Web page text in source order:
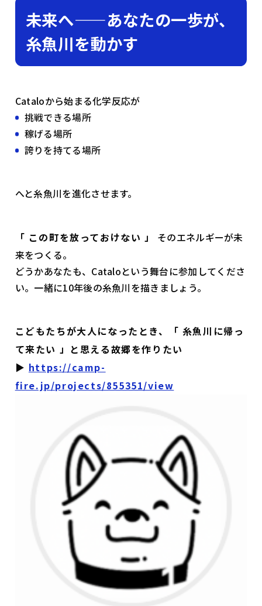
未来へ——あなたの一歩が、
糸魚川を動かす
Cataloから始まる化学反応が
挑戦できる場所
稼げる場所
誇りを持てる場所
へと糸魚川を進化させます。
「 この町を放っておけない 」
そのエネルギーが未
来をつくる。
どうかあなたも、Cataloという舞台に参加してくださ
い。一緒に10年後の糸魚川を描きましょう。
こどもたちが大人になったとき、「 糸魚川に帰っ
て来たい 」と思える故郷を作りたい
▶︎ https://camp-
fire.jp/projects/855351/view